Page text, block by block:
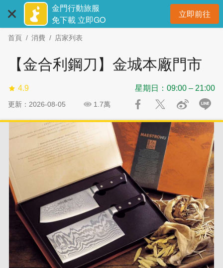
主
金門行動旅服
免下載 立即GO
立即前往開
首頁 消費 店家列表
【金合利鋼刀】金城本廠門市
4.9 星期日：09:00 – 21:00
更新：2026-08-05 1.7萬
社